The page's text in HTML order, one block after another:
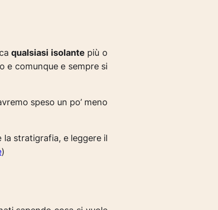
qualsiasi isolante più o
e comunque e sempre si
speso un po’ meno
stratigrafia, e leggere il
)